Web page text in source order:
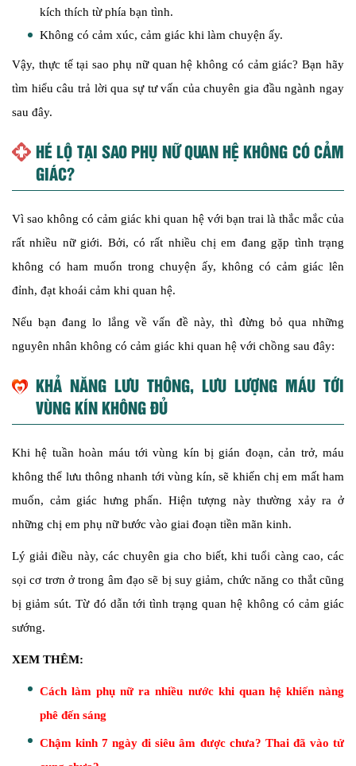
kích thích từ phía bạn tình.
Không có cảm xúc, cảm giác khi làm chuyện ấy.
Vậy, thực tế tại sao phụ nữ quan hệ không có cảm giác? Bạn hãy
tìm hiểu câu trả lời qua sự tư vấn của chuyên gia đầu ngành ngay
sau đây.
HÉ LỘ TẠI SAO PHỤ NỮ QUAN HỆ KHÔNG CÓ CẢM
GIÁC?
Vì sao không có cảm giác khi quan hệ với bạn trai là thắc mắc của
rất nhiều nữ giới. Bởi, có rất nhiều chị em đang gặp tình trạng
không có ham muốn trong chuyện ấy, không có cảm giác lên
đỉnh, đạt khoái cảm khi quan hệ.
Nếu bạn đang lo lắng về vấn đề này, thì đừng bỏ qua những
nguyên nhân không có cảm giác khi quan hệ với chồng sau đây:
KHẢ NĂNG LƯU THÔNG, LƯU LƯỢNG MÁU TỚI
VÙNG KÍN KHÔNG ĐỦ
Khi hệ tuần hoàn máu tới vùng kín bị gián đoạn, cản trở, máu
không thể lưu thông nhanh tới vùng kín, sẽ khiến chị em mất ham
muốn, cảm giác hưng phấn. Hiện tượng này thường xảy ra ở
những chị em phụ nữ bước vào giai đoạn tiền mãn kinh.
Lý giải điều này, các chuyên gia cho biết, khi tuổi càng cao, các
sọi cơ trơn ở trong âm đạo sẽ bị suy giảm, chức năng co thắt cũng
bị giảm sút. Từ đó dẫn tới tình trạng quan hệ không có cảm giác
sướng.
XEM THÊM:
Cách làm phụ nữ ra nhiều nước khi quan hệ khiến nàng
phê đến sáng
Chậm kinh 7 ngày đi siêu âm được chưa? Thai đã vào tử